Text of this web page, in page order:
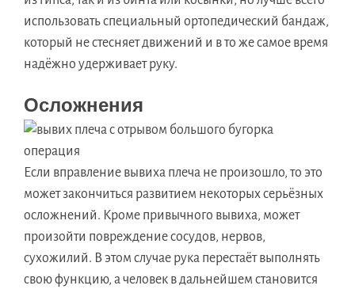
использовать специальный ортопедический бандаж,
который не стесняет движений и в то же самое время
надёжно удерживает руку.
Осложнения
Если вправление вывиха плеча не произошло, то это
может закончиться развитием некоторых серьёзных
осложнений. Кроме привычного вывиха, может
произойти повреждение сосудов, нервов,
сухожилий. В этом случае рука перестаёт выполнять
свою функцию, а человек в дальнейшем становится